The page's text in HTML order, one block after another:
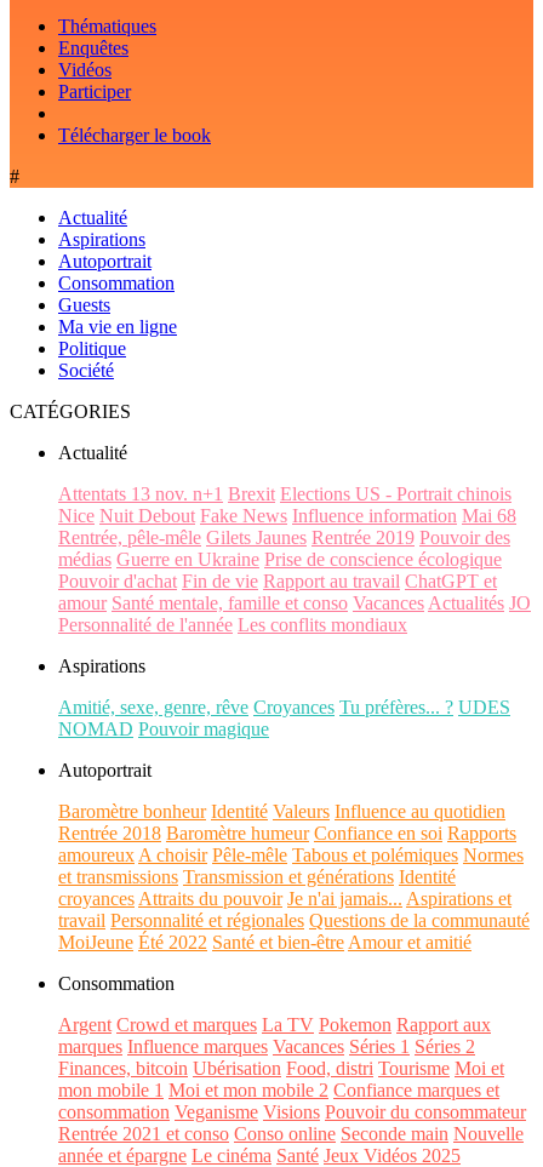
Thématiques
Enquêtes
Vidéos
Participer
Télécharger le book
#
Actualité
Aspirations
Autoportrait
Consommation
Guests
Ma vie en ligne
Politique
Société
CATÉGORIES
Actualité
Attentats 13 nov. n+1 Brexit Elections US - Portrait chinois
Nice Nuit Debout Fake News Influence information Mai 68
Rentrée, pêle-mêle Gilets Jaunes Rentrée 2019 Pouvoir des
médias Guerre en Ukraine Prise de conscience écologique
Pouvoir d'achat Fin de vie Rapport au travail ChatGPT et
amour Santé mentale, famille et conso Vacances Actualités JO
Personnalité de l'année Les conflits mondiaux
Aspirations
Amitié, sexe, genre, rêve Croyances Tu préfères... ? UDES
NOMAD Pouvoir magique
Autoportrait
Baromètre bonheur Identité Valeurs Influence au quotidien
Rentrée 2018 Baromètre humeur Confiance en soi Rapports
amoureux A choisir Pêle-mêle Tabous et polémiques Normes
et transmissions Transmission et générations Identité
croyances Attraits du pouvoir Je n'ai jamais... Aspirations et
travail Personnalité et régionales Questions de la communauté
MoiJeune Été 2022 Santé et bien-être Amour et amitié
Consommation
Argent Crowd et marques La TV Pokemon Rapport aux
marques Influence marques Vacances Séries 1 Séries 2
Finances, bitcoin Ubérisation Food, distri Tourisme Moi et
mon mobile 1 Moi et mon mobile 2 Confiance marques et
consommation Veganisme Visions Pouvoir du consommateur
Rentrée 2021 et conso Conso online Seconde main Nouvelle
année et épargne Le cinéma Santé Jeux Vidéos 2025